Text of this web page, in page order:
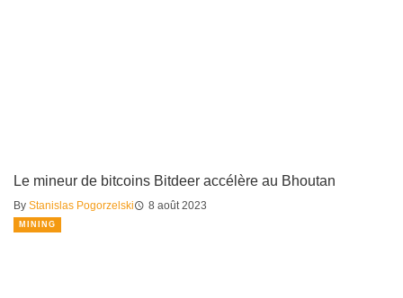
Le mineur de bitcoins Bitdeer accélère au Bhoutan
By Stanislas Pogorzelski 8 août 2023
MINING